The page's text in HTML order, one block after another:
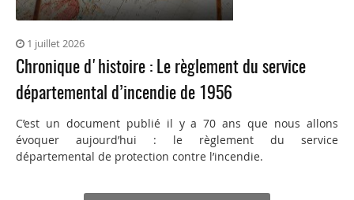
1 juillet 2026
Chronique d'histoire : Le règlement du service
départemental d’incendie de 1956
C’est un document publié il y a 70 ans que nous allons
évoquer aujourd’hui : le règlement du service
départemental de protection contre l’incendie.